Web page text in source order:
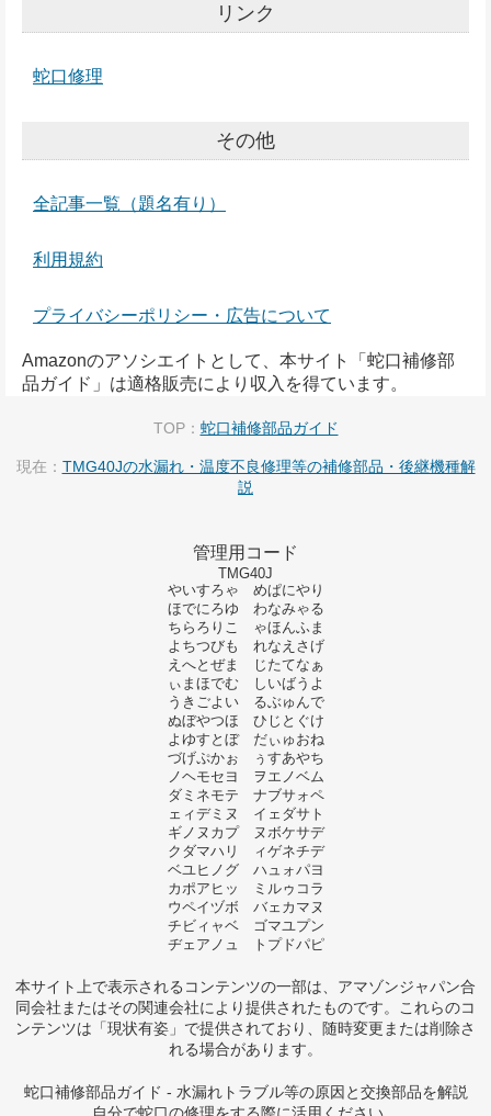
リンク
蛇口修理
その他
全記事一覧（題名有り）
利用規約
プライバシーポリシー・広告について
Amazonのアソシエイトとして、本サイト「蛇口補修部
品ガイド」は適格販売により収入を得ています。
TOP： 蛇口補修部品ガイド
現在： TMG40Jの水漏れ・温度不良修理等の補修部品・後継機種解
説
管理用コード
TMG40J
やいすろゃ めぱにやり
ほでにろゆ わなみゃる
ちらろりこ ゃほんふま
よちつびも れなえさげ
えへとぜま じたてなぁ
ぃまほでむ しいばうよ
うきごよい るぶゅんで
ぬぼやつほ ひじとぐけ
よゆすとぼ だぃゅおね
づげぷかぉ ぅすあやち
ノヘモセヨ ヲエノベム
ダミネモテ ナブサォペ
ェィデミヌ イェダサト
ギノヌカプ ヌボケサデ
クダマハリ ィゲネチデ
ベユヒノグ ハュォパヨ
カポアヒッ ミルゥコラ
ウペイヅボ バェカマヌ
チビィャベ ゴマユプン
ヂェアノュ トプドパピ
本サイト上で表示されるコンテンツの一部は、アマゾンジャパン合
同会社またはその関連会社により提供されたものです。これらのコ
ンテンツは「現状有姿」で提供されており、随時変更または削除さ
れる場合があります。
蛇口補修部品ガイド - 水漏れトラブル等の原因と交換部品を解説
自分で蛇口の修理をする際に活用ください。